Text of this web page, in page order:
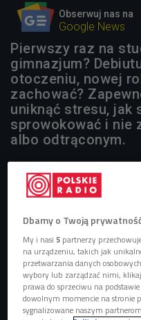
Obserwuj nas na
Google News
Pierwszy raz na
gimnazjum?
otoczeniu, nowej
zachować?
uniknąć stresu, jak
sprowokować i nie
albo odtrąconym.
AUDIO 1 plik

Rozmowa z Izabelą
Zwykle osoby
chcą wkupić się w łaski
Wiąże się to z reguły z
Dbamy o Twoją
My i nasi 5 partnerzy
na urządzeniu, takich jak
przetwarzania danych
wybory lub zarządzać nimi,
prawa do sprzeciwu na
dowolnym momencie na stronie
sygnalizowane naszym